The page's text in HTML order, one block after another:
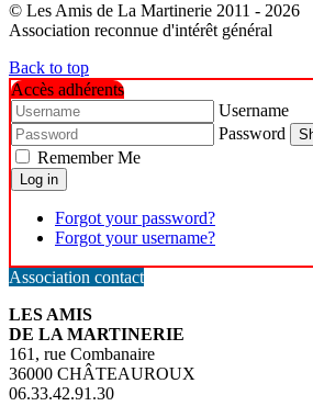
© Les Amis de La Martinerie 2011 - 2026
Association reconnue d'intérêt général
Back to top
Accès adhérents
Username
Password
Remember Me
Log in
Forgot your password?
Forgot your username?
Association contact
LES AMIS
DE LA MARTINERIE
161, rue Combanaire
36000 CHÂTEAUROUX
06.33.42.91.30